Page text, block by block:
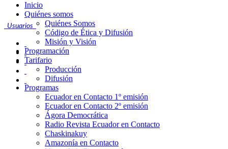
Usuarios
Inicio
Quiénes somos
Quiénes Somos
Código de Ética y Difusión
Misión y Visión
Programación
Tarifario
Producción
Difusión
Programas
Ecuador en Contacto 1º emisión
Ecuador en Contacto 2º emisión
Ágora Democrática
Radio Revista Ecuador en Contacto
Chaskinakuy
Amazonía en Contacto